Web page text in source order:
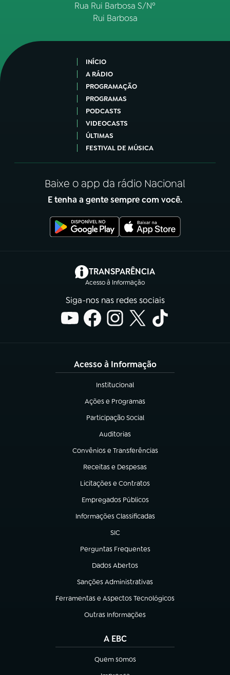
Rua Rui Barbosa S/Nº
Rui Barbosa
INÍCIO
A RÁDIO
PROGRAMAÇÃO
PROGRAMAS
PODCASTS
VIDEOCASTS
ÚLTIMAS
FESTIVAL DE MÚSICA
Baixe o app da rádio Nacional
E tenha a gente sempre com você.
TRANSPARÊNCIA
Acesso à Informação
(abre em nova aba)
Siga-nos nas redes sociais
Acesso à Informação
Institucional
(abre em nova aba)
Ações e Programas
(abre em nova aba)
Participação Social
(abre em nova aba)
Auditorias
(abre em nova aba)
Convênios e Transferências
(abre em nova aba)
Receitas e Despesas
(abre em nova aba)
Licitações e Contratos
(abre em nova aba)
Empregados Públicos
(abre em nova aba)
Informações Classificadas
(abre em nova aba)
SIC
(abre em nova aba)
Perguntas Frequentes
(abre em nova aba)
Dados Abertos
(abre em nova aba)
Sanções Administrativas
(abre em nova aba)
Ferramentas e Aspectos Tecnológicos
(abre em nova aba)
Outras Informações
(abre em nova aba)
A EBC
Quem somos
(abre em nova aba)